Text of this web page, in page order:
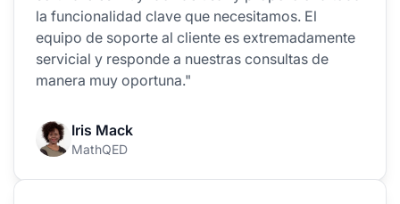
la funcionalidad clave que necesitamos. El
equipo de soporte al cliente es extremadamente
servicial y responde a nuestras consultas de
manera muy oportuna."
Iris Mack
MathQED